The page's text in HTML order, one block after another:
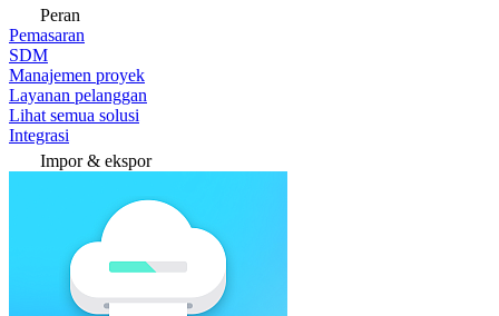
Peran
Pemasaran
SDM
Manajemen proyek
Layanan pelanggan
Lihat semua solusi
Integrasi
Impor & ekspor